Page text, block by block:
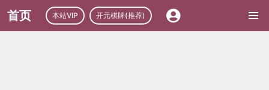
首页 本站VIP 开元棋牌(推荐)